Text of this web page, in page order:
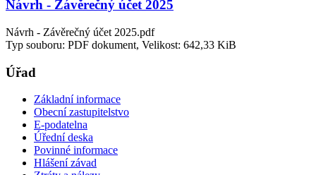
Návrh - Závěrečný účet 2025
Návrh - Závěrečný účet 2025.pdf
Typ souboru: PDF dokument, Velikost: 642,33 KiB
Úřad
Základní informace
Obecní zastupitelstvo
E-podatelna
Úřední deska
Povinné informace
Hlášení závad